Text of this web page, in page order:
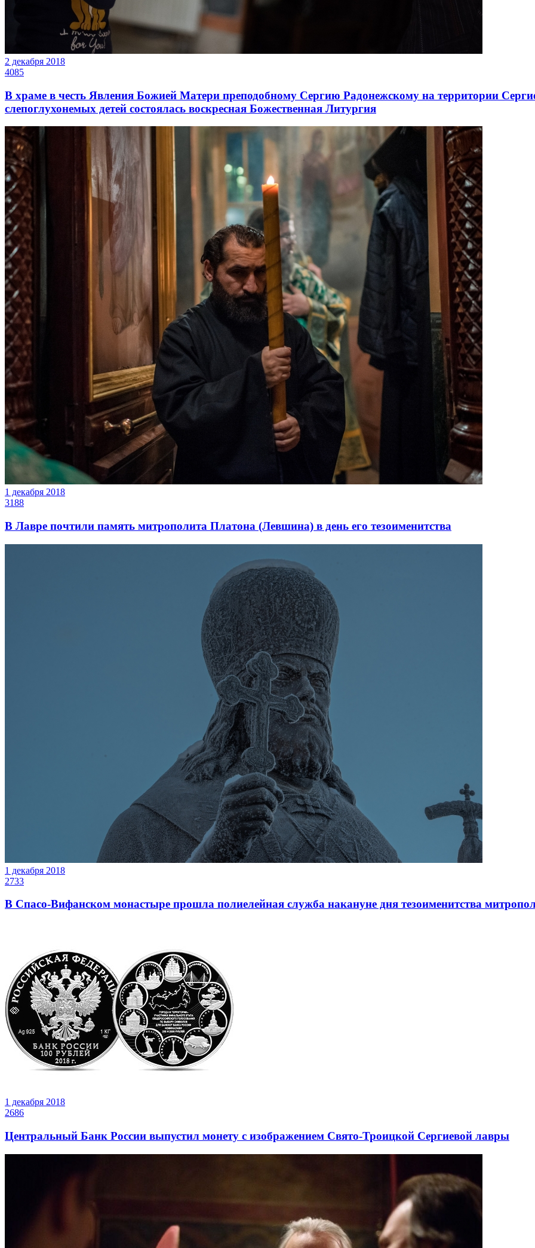
2 декабря 2018
4085
В храме в честь Явления Божией Матери преподобному Сергию Радонежскому на территории
слепоглухонемых детей состоялась воскресная Божественная Литургия
1 декабря 2018
3188
В Лавре почтили память митрополита Платона (Левшина) в день его тезоименитства
1 декабря 2018
2733
В Спасо-Вифанском монастыре прошла полиелейная служба накануне дня тезоименитства
1 декабря 2018
2686
Центральный Банк России выпустил монету с изображением Свято-Троицкой Сергиевой лавры